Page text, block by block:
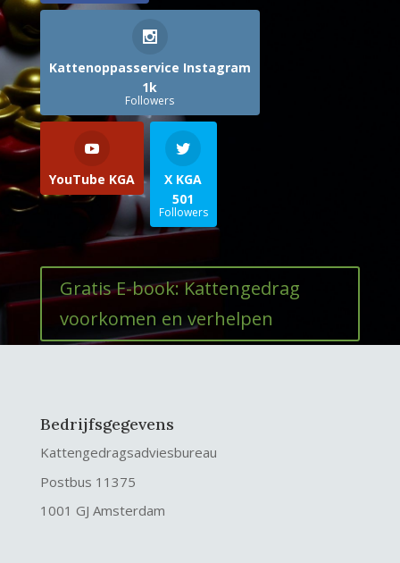
Kattenoppasservice Instagram
1k
Followers
YouTube KGA
X KGA
501
Followers
Gratis E-book: Kattengedrag
voorkomen en verhelpen
Bedrijfsgegevens
Kattengedragsadviesbureau
Postbus 11375
1001 GJ Amsterdam